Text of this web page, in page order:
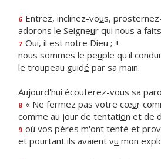
6 Entrez, inclinez-vous,
adorons le Seigneur qui nous a
7 Oui, il est notre Dieu ; +
nous sommes le peuple qu'il
le troupeau guidé par sa main.
Aujourd'hui écouterez-vous sa
8 « Ne fermez pas votre cœur
comme au jour de tentation et de
9 où vos pères m'ont tenté et
et pourtant ils avaient vu mon